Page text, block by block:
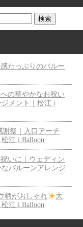
たっぷりのバルー
の華やかなお祝い
メント｜松江 i
謝祭｜入口アーチ
江 i Balloon
いに｜ウェディン
バルーンアレンジ
柄がおしゃれ
大
江 i Balloon